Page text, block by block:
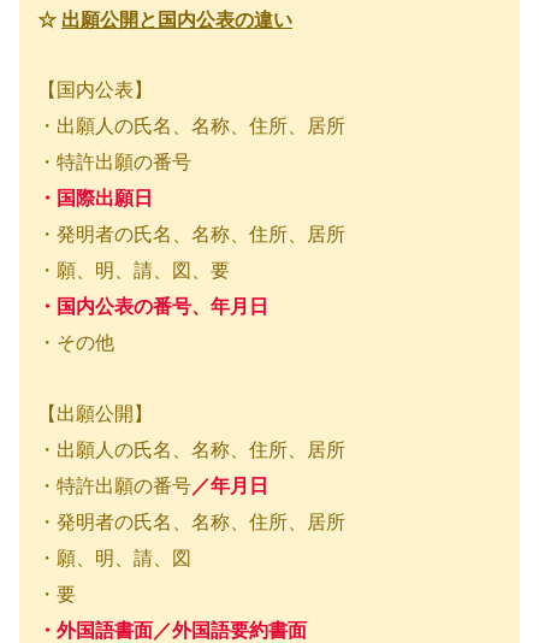
☆ 出願公開と国内公表の違い
【国内公表】
・出願人の氏名、名称、住所、居所
・特許出願の番号
・国際出願日
・発明者の氏名、名称、住所、居所
・願、明、請、図、要
・国内公表の番号、年月日
・その他
【出願公開】
・出願人の氏名、名称、住所、居所
・特許出願の番号／年月日
・発明者の氏名、名称、住所、居所
・願、明、請、図
・要
・外国語書面／外国語要約書面